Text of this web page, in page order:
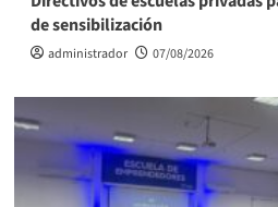
de sensibilización
administrador 07/08/2026